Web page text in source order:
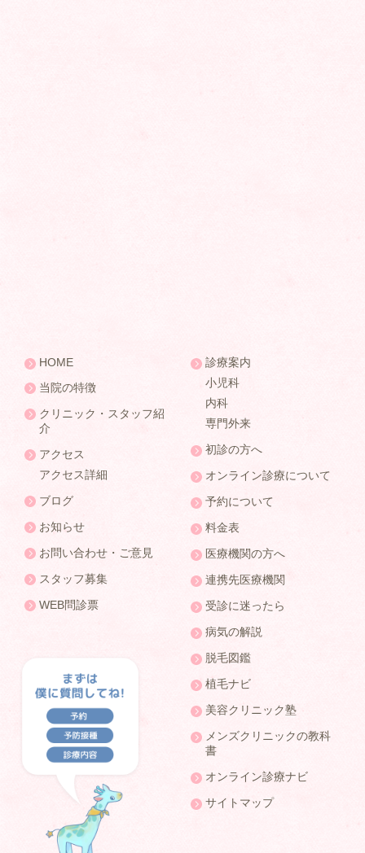
HOME
当院の特徴
クリニック・スタッフ紹
介
アクセス
アクセス詳細
ブログ
お知らせ
お問い合わせ・ご意見
スタッフ募集
WEB問診票
診療案内
小児科
内科
専門外来
初診の方へ
オンライン診療について
予約について
料金表
医療機関の方へ
連携先医療機関
受診に迷ったら
病気の解説
脱毛図鑑
植毛ナビ
美容クリニック塾
メンズクリニックの教科
書
オンライン診療ナビ
サイトマップ